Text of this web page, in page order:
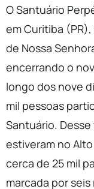
O Santuário
em Curitiba
de Nossa
encerrando o
longo dos nove
mil pessoas
Santuário.
estiveram no
cerca de 25 mil
marcada por